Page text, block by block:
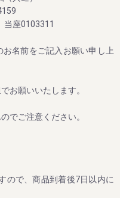
が大変お買い得！ ～夏
バテ・熱中症対策にぜ
昔ながらのしそ味で漬
座0103311
名前をご記入お願い申し上
お願いいたします。
でご注意ください。
ので、商品到着後7日以内に